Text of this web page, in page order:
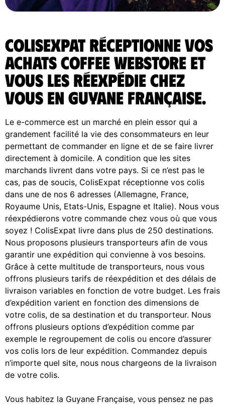
ColisExpat réceptionne vos
achats Coffee Webstore et
vous les réexpédie chez
vous en Guyane Française.
Le e-commerce est un marché en plein essor qui a
grandement facilité la vie des consommateurs en leur
permettant de commander en ligne et de se faire livrer
directement à domicile. A condition que les sites
marchands livrent dans votre pays. Si ce n’est pas le
cas, pas de soucis, ColisExpat réceptionne vos colis
dans une de nos 6 adresses (Allemagne, France,
Royaume Unis, Etats-Unis, Espagne et Italie). Nous vous
réexpédierons votre commande chez vous où que vous
soyez ! ColisExpat livre dans plus de 250 destinations.
Nous proposons plusieurs transporteurs afin de vous
garantir une expédition qui convienne à vos besoins.
Grâce à cette multitude de transporteurs, nous vous
offrons plusieurs tarifs de réexpédition et des délais de
livraison variables en fonction de votre budget. Les frais
d’expédition varient en fonction des dimensions de
votre colis, de sa destination et du transporteur. Nous
offrons plusieurs options d’expédition comme par
exemple le regroupement de colis ou encore d’assurer
vos colis lors de leur expédition. Commandez depuis
n’importe quel site, nous nous chargeons de la livraison
de votre colis.
Vous habitez la Guyane Française, vous pensez ne pas